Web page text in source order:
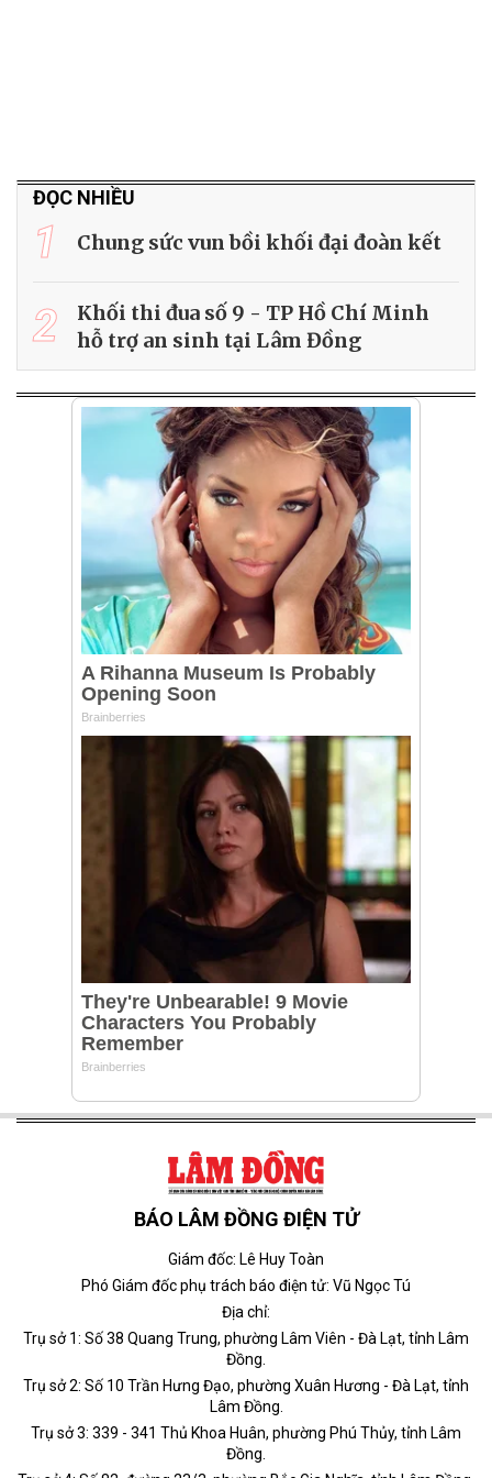
ĐỌC NHIỀU
1 Chung sức vun bồi khối đại đoàn kết
2
Khối thi đua số 9 - TP Hồ Chí Minh
hỗ trợ an sinh tại Lâm Đồng
BÁO LÂM ĐỒNG ĐIỆN TỬ
Giám đốc: Lê Huy Toàn
Phó Giám đốc phụ trách báo điện tử: Vũ Ngọc Tú
Địa chỉ:
Trụ sở 1: Số 38 Quang Trung, phường Lâm Viên - Đà Lạt, tỉnh Lâm
Đồng.
Trụ sở 2: Số 10 Trần Hưng Đạo, phường Xuân Hương - Đà Lạt, tỉnh
Lâm Đồng.
Trụ sở 3: 339 - 341 Thủ Khoa Huân, phường Phú Thủy, tỉnh Lâm
Đồng.